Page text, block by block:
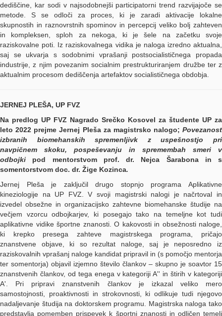
dediščine, kar sodi v najsodobnejši participatorni trend razvijajoče se
metode. S se odloči za proces, ki je zaradi aktivacije lokalne
skupnostih in raznovrstnih spominov in percepcij veliko bolj zahteven
in kompleksen, sploh za nekoga, ki je šele na začetku svoje
raziskovalne poti. Iz raziskovalnega vidika je naloga izredno aktualna,
saj se ukvarja s sodobnimi vprašanji postsocialističnega propada
industrije, z njim povezanim socialnim prestrukturiranjem družbe ter z
aktualnim procesom dediščenja artefaktov socialističnega obdobja.
JERNEJ PLEŠA, UP FVZ
Na predlog UP FVZ Nagrado Srečko Kosovel za študente UP za
leto 2022 prejme Jernej Pleša za magistrsko nalogo; Povezanost
izbranih biomehanskih spremenljivk z uspešnostjo pri
navpičnem skoku, pospeševanju in spremembah smeri v
odbojki pod mentorstvom prof. dr. Nejca Šarabona in s
somentorstvom doc. dr. Žige Kozinca.
Jernej Pleša je zaključil drugo stopnjo programa Aplikativne
kineziologije na UP FVZ. V svoji magistrski nalogi je načrtoval in
izvedel obsežne in organizacijsko zahtevne biomehanske študije na
večjem vzorcu odbojkarjev, ki posegajo tako na temeljne kot tudi
aplikativne vidike športne znanosti. O kakovosti in obsežnosti naloge,
ki krepko presega zahteve magistrskega programa, pričajo
znanstvene objave, ki so rezultat naloge, saj je neposredno iz
raziskovalnih vprašanj naloge kandidat pripravil in (s pomočjo mentorja
ter somentorja) objavil izjemno število člankov – skupno je soavtor 15
znanstvenih člankov, od tega enega v kategoriji A'' in štirih v kategoriji
A'. Pri pripravi znanstvenih člankov je izkazal veliko mero
samostojnosti, proaktivnosti in strokovnosti, ki odlikuje tudi njegovo
nadaljevanje študija na doktorskem programu. Magistrska naloga tako
predstavlja pomemben prispevek k športni znanosti in odličen temelj